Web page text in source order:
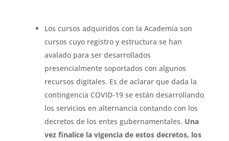
Los cursos adquiridos con la Academia son
cursos cuyo registro y estructura se han
avalado para ser desarrollados
presencialmente soportados con algunos
recursos digitales. Es de aclarar que dada la
contingencia COVID-19 se están desarrollando
los servicios en alternancia contando con los
decretos de los entes gubernamentales. Una
vez finalice la vigencia de estos decretos, los